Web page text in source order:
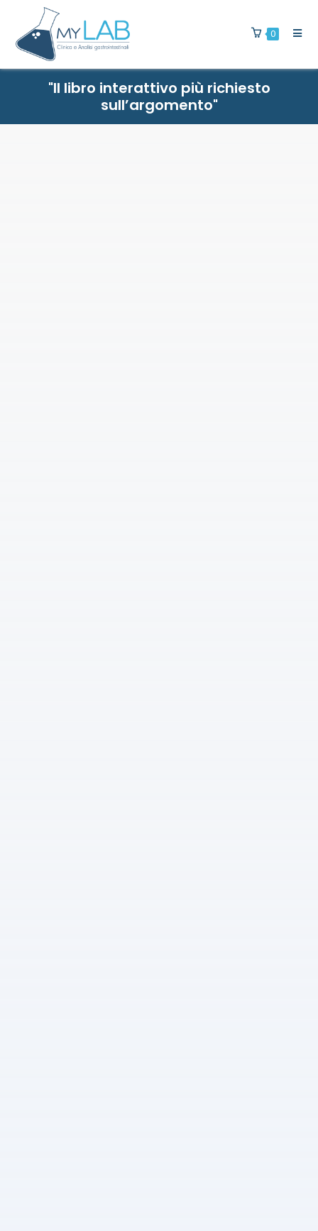
0
"Il libro interattivo più richiesto
sull’argomento"